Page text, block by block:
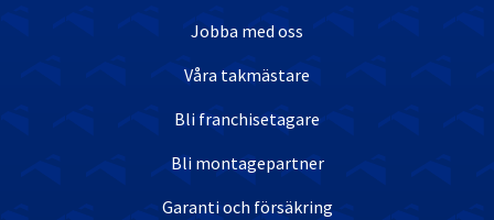
Jobba med oss
Våra takmästare
Bli franchisetagare
Bli montagepartner
Garanti och försäkring